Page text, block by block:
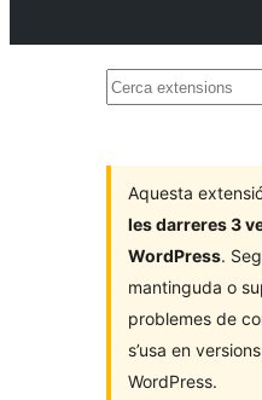
Cerca
Aquesta
les darreres 3
WordPress.
mantinguda o
problemes de
s’usa en
WordPress.